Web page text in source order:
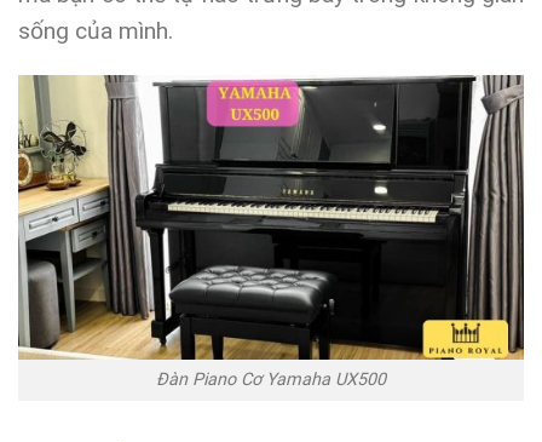
sống của mình.
Đàn Piano Cơ Yamaha UX500